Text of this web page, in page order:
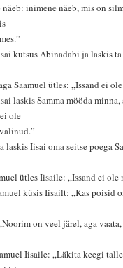
inimene näeb, mis on
kutsus Abinadabi ja laskis ta
Saamuel ütles: „Issand ei
laskis Samma mööda minna,
ole
laskis Iisai oma seitse poega
ütles Iisaile: „Issand ei
küsis Iisailt: „Kas poisid
on veel järel, aga
Iisaile: „Läkita keegi